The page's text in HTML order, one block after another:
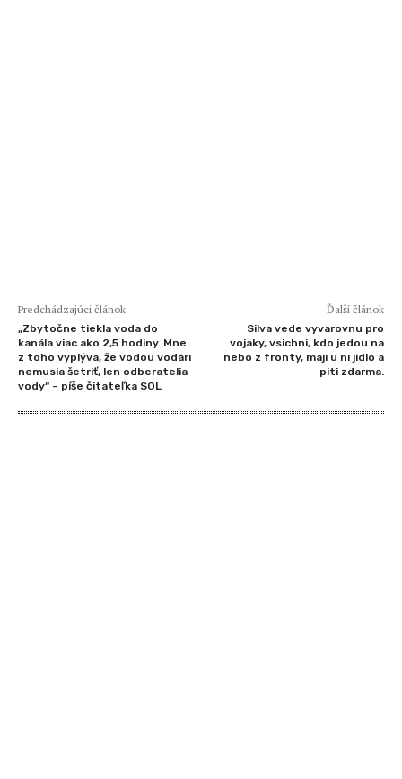
Predchádzajúci článok
„Zbytočne tiekla voda do
kanála viac ako 2,5 hodiny. Mne
z toho vyplýva, že vodou vodári
nemusia šetriť, len odberatelia
vody“ – píše čitateľka SOL
Ďalší článok
Silva vede vyvarovnu pro
vojaky, vsichni, kdo jedou na
nebo z fronty, maji u ni jidlo a
piti zdarma.